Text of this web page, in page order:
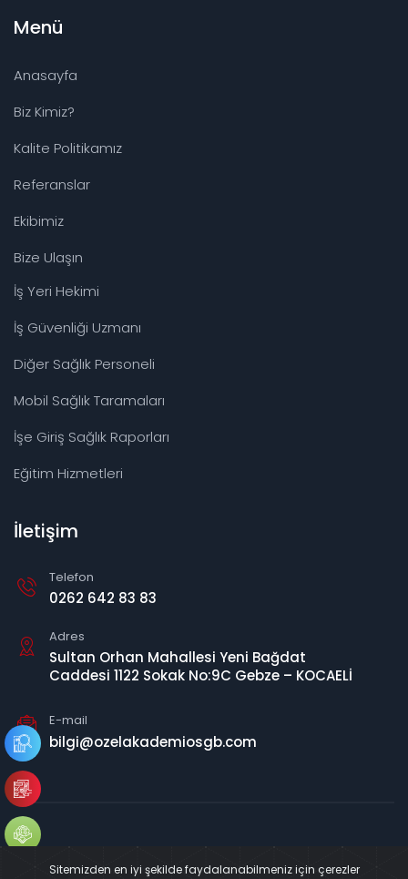
Sitemizden en iyi şekilde faydalanabilmeniz için çerezler
Menü
Anasayfa
Biz Kimiz?
Kalite Politikamız
Referanslar
Ekibimiz
Bize Ulaşın
İş Yeri Hekimi
İş Güvenliği Uzmanı
Diğer Sağlık Personeli
Mobil Sağlık Taramaları
İşe Giriş Sağlık Raporları
Eğitim Hizmetleri
İletişim
Telefon
0262 642 83 83
Adres
Sultan Orhan Mahallesi Yeni Bağdat
Caddesi 1122 Sokak No:9C Gebze – KOCAELİ
E-mail
bilgi@ozelakademiosgb.com